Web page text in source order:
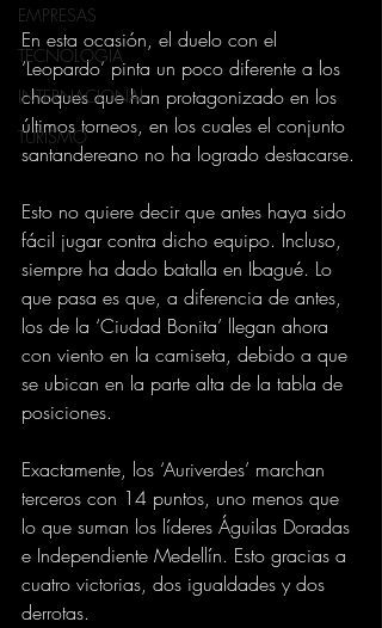
EMPRESAS
TECNOLOGIA
INTERNACIONAL
TURISMO
En esta ocasión, el duelo con el
‘Leopardo’ pinta un poco diferente a los
choques que han protagonizado en los
últimos torneos, en los cuales el conjunto
santandereano no ha logrado destacarse.
Esto no quiere decir que antes haya sido
fácil jugar contra dicho equipo. Incluso,
siempre ha dado batalla en Ibagué. Lo
que pasa es que, a diferencia de antes,
los de la ‘Ciudad Bonita’ llegan ahora
con viento en la camiseta, debido a que
se ubican en la parte alta de la tabla de
posiciones.
Exactamente, los ‘Auriverdes’ marchan
terceros con 14 puntos, uno menos que
lo que suman los líderes Águilas Doradas
e Independiente Medellín. Esto gracias a
cuatro victorias, dos igualdades y dos
derrotas.